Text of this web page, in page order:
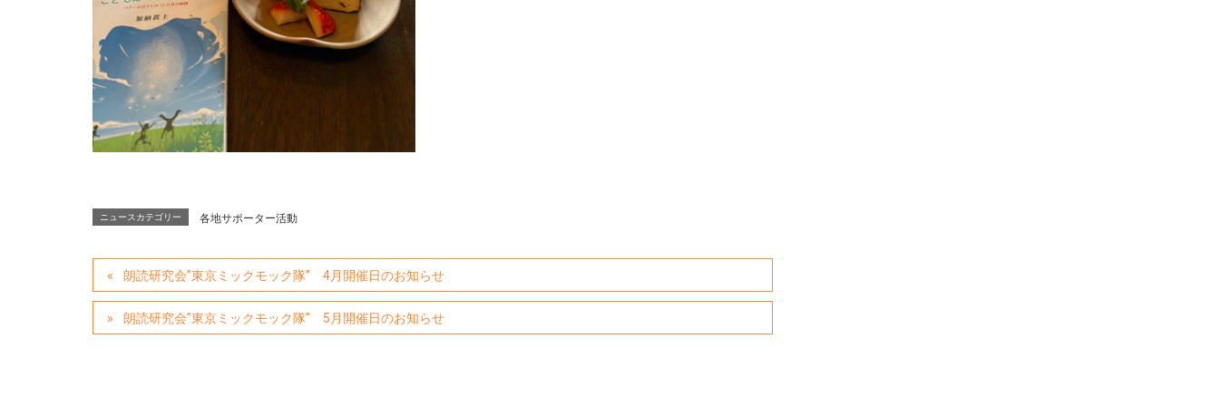
ニュースカテゴリー 各地サポーター活動
朗読研究会”東京ミックモック隊” 4月開催日のお知らせ
朗読研究会”東京ミックモック隊” 5月開催日のお知らせ